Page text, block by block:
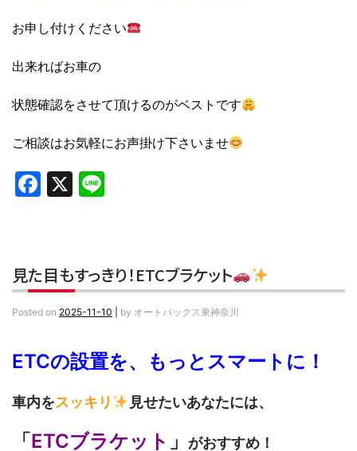
お申し付けください
出来ればお車の
状態確認をさせて頂けるのがベストです
ご相談はお気軽にお声掛け下さいませ
Facebook
X
見た目もすっきり！ETCブラケット
Posted on 2025-11-10 by オートバックス東神奈川
ETCの設置を、もっとスマートに！
車内をスッキリ 見せたいあなたには、
「ETCブラケット 」 がおすすめ！